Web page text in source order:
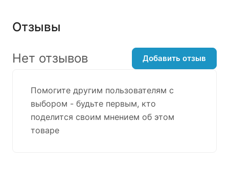
Отзывы
Помогите другим пользователям с
выбором - будьте первым, кто
поделится своим мнением об этом
товаре
Нет отзывов Добавить отзыв